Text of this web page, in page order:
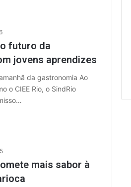
futuro da
jovens aprendizes
da gastronomia Ao
o CIEE Rio, o SindRio
mais sabor à